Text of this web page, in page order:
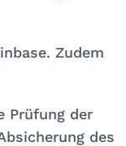
Zudem
Prüfung der
des